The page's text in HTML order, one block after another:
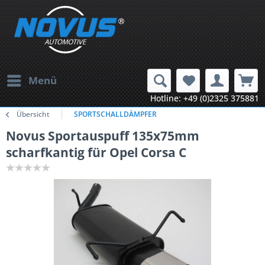
Menü
Hotline: +49 (0)2325 375881
Übersicht SPORTSCHALLDÄMPFER
Novus Sportauspuff 135x75mm
scharfkantig für Opel Corsa C